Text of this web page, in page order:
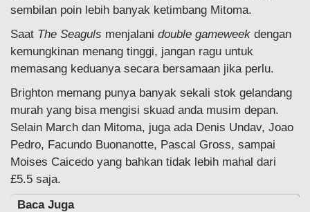
sembilan poin lebih banyak ketimbang Mitoma.
Saat The Seaguls menjalani double gameweek dengan
kemungkinan menang tinggi, jangan ragu untuk
memasang keduanya secara bersamaan jika perlu.
Brighton memang punya banyak sekali stok gelandang
murah yang bisa mengisi skuad anda musim depan.
Selain March dan Mitoma, juga ada Denis Undav, Joao
Pedro, Facundo Buonanotte, Pascal Gross, sampai
Moises Caicedo yang bahkan tidak lebih mahal dari
£5.5 saja.
Baca Juga